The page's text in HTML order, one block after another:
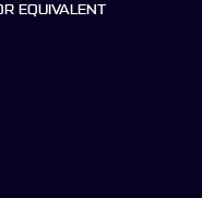
EQUIVALENT